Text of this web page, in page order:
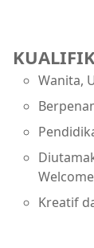
Wanita,
Welcome
Kreatif